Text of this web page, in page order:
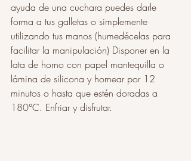
ayuda de una cuchara puedes darle
forma a tus galletas o simplemente
utilizando tus manos (humedécelas para
facilitar la manipulación) Disponer en la
lata de horno con papel mantequilla o
lámina de silicona y hornear por 12
minutos o hasta que estén doradas a
180°C. Enfriar y disfrutar.